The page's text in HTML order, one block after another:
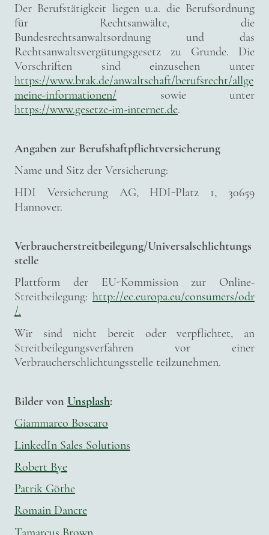
Der Berufstätigkeit liegen u.a. die Berufsordnung
für Rechtsanwälte, die
Bundesrechtsanwaltsordnung und das
Rechtsanwaltsvergütungsgesetz zu Grunde. Die
Vorschriften sind einzusehen unter
https://www.brak.de/anwaltschaft/berufsrecht/allge
meine-informationen/ sowie unter
https://www.gesetze-im-internet.de.
Angaben zur Berufshaftpflichtversicherung
Name und Sitz der Versicherung:
HDI Versicherung AG, HDI-Platz 1, 30659
Hannover.
Verbraucherstreitbeilegung/Universalschlichtungs
stelle
Plattform der EU-Kommission zur Online-
Streitbeilegung: http://ec.europa.eu/consumers/odr
/.
Wir sind nicht bereit oder verpflichtet, an
Streitbeilegungsverfahren vor einer
Verbraucherschlichtungsstelle teilzunehmen.
Bilder von Unsplash:
Giammarco Boscaro
LinkedIn Sales Solutions
Robert Bye
Patrik Göthe
Romain Dancre